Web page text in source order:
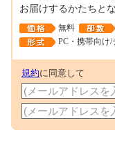
お届けするかたちと
無料
PC・携帯向け
規約に同意して